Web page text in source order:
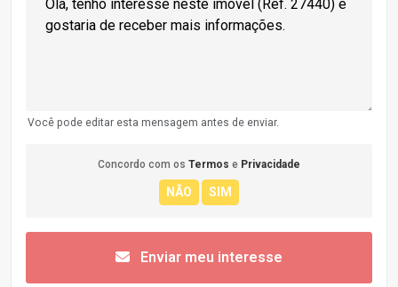
Você pode editar esta mensagem antes de enviar.
Concordo com os Termos e Privacidade
Enviar meu interesse